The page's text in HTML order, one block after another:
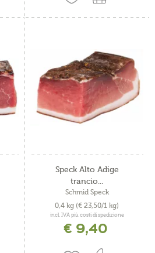
Speck Alto Adige
trancio...
Schmid Speck
0,4 kg (€ 23,50/1 kg)
incl. IVA più costi di spedizione
€ 9,40